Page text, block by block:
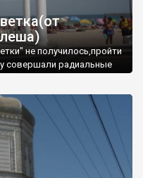
не получилось,пройти
совершали радиальные